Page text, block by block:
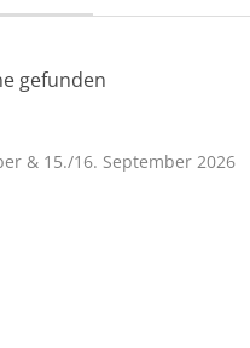
gefunden
& 15./16. September 2026